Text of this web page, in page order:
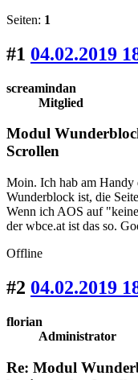
Seiten: 1
#1 04.02.2019
screamindan
Mitglied
Modul
Scrollen
Moin. Ich hab am Handy
Wunderblock ist, die
Wenn ich AOS auf
der wbce.at ist das so.
Offline
#2 04.02.2019
florian
Administrator
Re: Modul